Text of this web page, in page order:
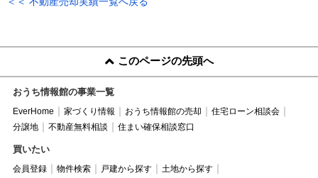
このページの先頭へ
おうち情報館の事業一覧
EverHome 家づくり情報 おうち情報館の売却
住宅ローン相談会
分譲地
不動産無料相談 住まい確保相談窓口
買いたい
会員登録 物件検索 戸建から探す
土地から探す